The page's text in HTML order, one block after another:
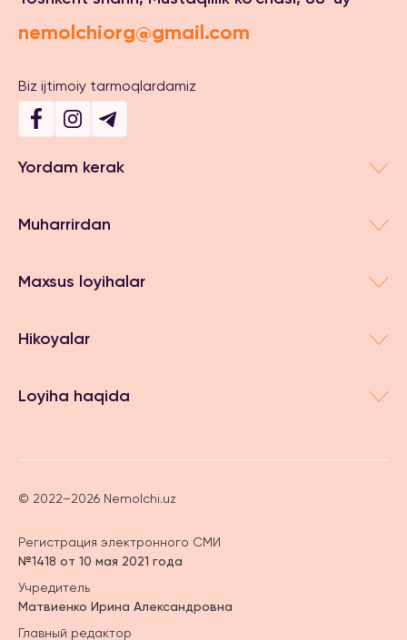
nemolchiorg@gmail.com
Biz ijtimoiy tarmoqlardamiz
Yordam kerak
Muharrirdan
Maxsus loyihalar
Hikoyalar
Loyiha haqida
© 2022–2026 Nemolchi.uz
Регистрация электронного СМИ
№1418 от 10 мая 2021 года
Учредитель
Матвиенко Ирина Александровна
Главный редактор